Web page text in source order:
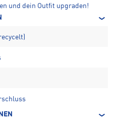
und dein Outfit upgraden!